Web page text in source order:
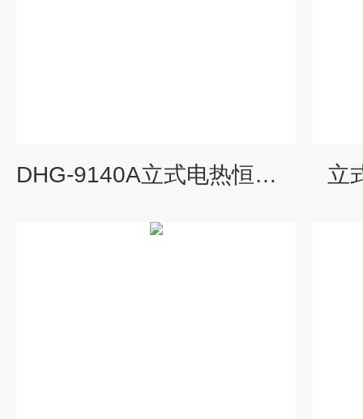
DHG-9140A立式电热恒温鼓风干燥箱 立